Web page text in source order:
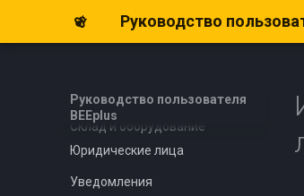
Руководство
Руководство пользователя
BEEplus
Отчёт по работам
Базовые настройки
Склад и оборудование
Юридические лица
Уведомления